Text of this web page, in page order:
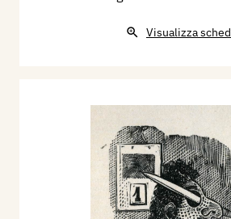
Visualizza